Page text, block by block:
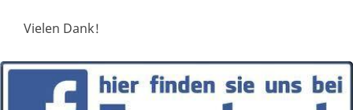
Vielen Dank!